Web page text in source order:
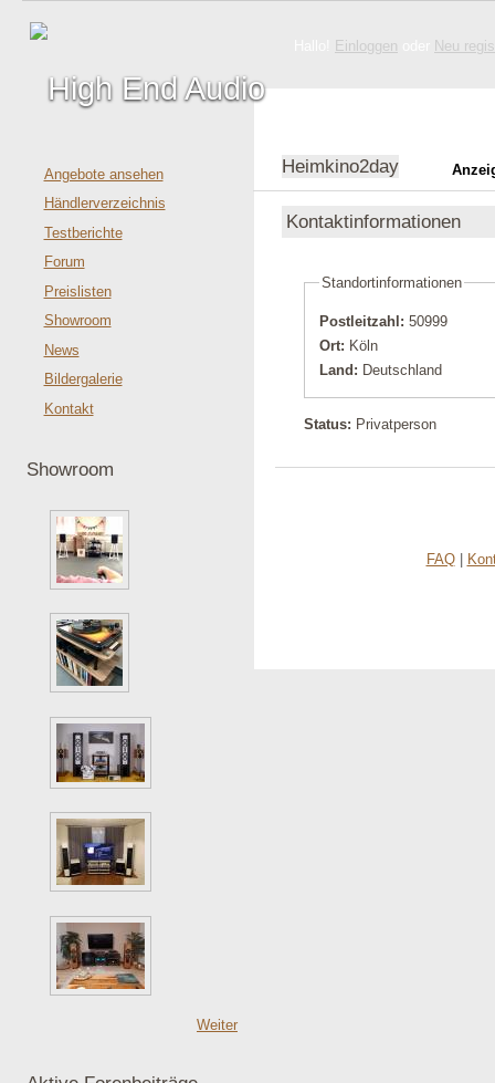
Einloggen Neu
Angebote ansehen
Händlerverzeichnis
Testberichte
Forum
Preislisten
Showroom
News
Bildergalerie
Kontakt
Showroom
Weiter
Heimkino2day
Kontaktinformationen
Standortinformationen
Postleitzahl: 50999
Ort: Köln
Land: Deutschland
Status: Privatperson
FAQ|